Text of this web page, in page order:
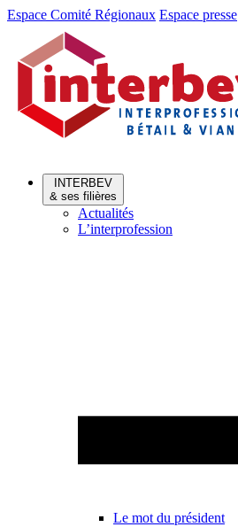
Aller
Aller
contenu
Espace Comité Régionaux Espace presse
INTERBEV
& ses filières
Actualités
L’interprofession
Le mot du président